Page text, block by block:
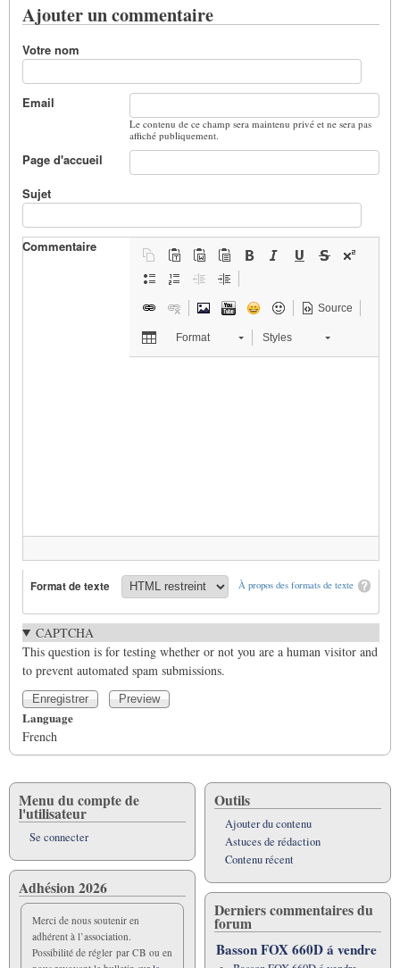
Ajouter un commentaire
Votre nom
Email
Le contenu de ce champ sera maintenu privé et ne sera pas
affiché publiquement.
Page d'accueil
Sujet
Commentaire
Source
Format Styles
À propos des formats de texte
Format de texte
CAPTCHA
This question is for testing whether or not you are a human visitor and
to prevent automated spam submissions.
Language
French
Menu du compte de
l'utilisateur
Se connecter
Adhésion 2026
Merci de nous soutenir en
adhérent à l’association.
Possibilité de régler par CB ou en
Outils
Ajouter du contenu
Astuces de rédaction
Contenu récent
Derniers commentaires du
forum
Basson FOX 660D á vendre